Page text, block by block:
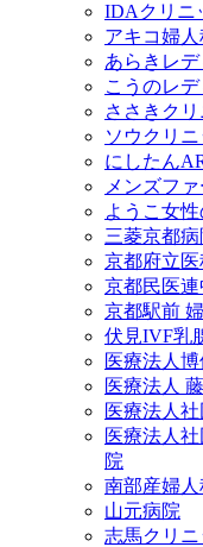
IDAクリニ
アキコ婦人
あらきレ
こうのレ
ささきク
ソウクリ
にしたん
メンズフ
ようこ女
三菱京都病
京都府立
京都民医
京都駅前
伏見IVF乳
医療法人
医療法人
医療法人
医療法人
院
南部産婦人
山元病院
志馬クリ